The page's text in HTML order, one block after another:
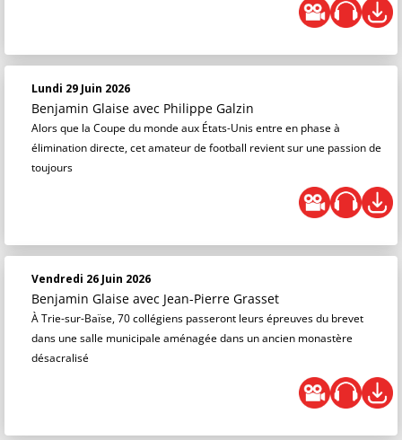
Lundi 29 Juin 2026
Benjamin Glaise avec Philippe Galzin
Alors que la Coupe du monde aux États-Unis entre en phase à
élimination directe, cet amateur de football revient sur une passion de
toujours
Vendredi 26 Juin 2026
Benjamin Glaise avec Jean-Pierre Grasset
À Trie-sur-Baïse, 70 collégiens passeront leurs épreuves du brevet
dans une salle municipale aménagée dans un ancien monastère
désacralisé